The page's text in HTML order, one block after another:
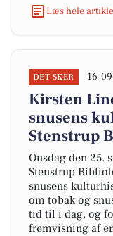
Læs hele
DET SKER 16-
Kirsten
snusens
Stenstrup
Onsdag den 25.
Stenstrup
snusens
om tobak og
tid til i dag, og
fremvisning af